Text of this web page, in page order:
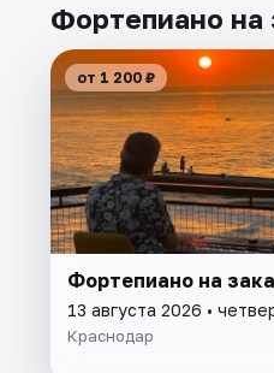
Фортепиано на
от 1 200 ₽
Фортепиано на
13 августа 2026 •
Краснодар